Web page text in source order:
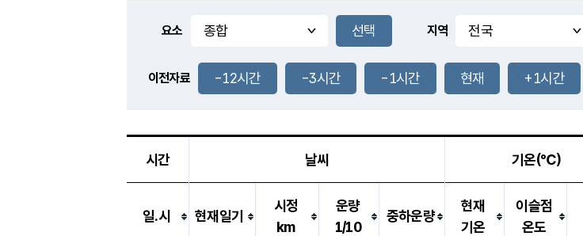
풍도
4.4m/s
34.3
℃
-
-mm
요소 지역
이전자료 -12시간 -3시간 -1시간 현재 +1시간
시간 날씨 기온(℃)
일.시 현재일기
시정
km
운량
1/10
중하운량
현재
기온
이슬점
온도